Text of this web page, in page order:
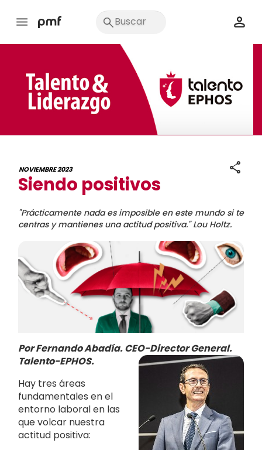
share
NOVIEMBRE 2023
Siendo positivos
"Prácticamente nada es imposible en este mundo si te
centras y mantienes una actitud positiva." Lou Holtz.
Por Fernando Abadía. CEO-Director General.
Talento-EPHOS.
Hay tres áreas
fundamentales en el
entorno laboral en las
que volcar nuestra
actitud positiva: